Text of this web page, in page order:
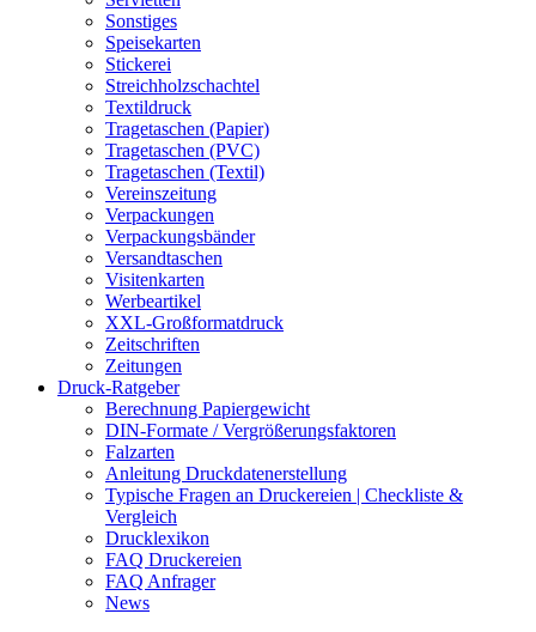
Sonstiges
Speisekarten
Stickerei
Streichholzschachtel
Textildruck
Tragetaschen (Papier)
Tragetaschen (PVC)
Tragetaschen (Textil)
Vereinszeitung
Verpackungen
Verpackungsbänder
Versandtaschen
Visitenkarten
Werbeartikel
XXL-Großformatdruck
Zeitschriften
Zeitungen
Druck-Ratgeber
Berechnung Papiergewicht
DIN-Formate / Vergrößerungsfaktoren
Falzarten
Anleitung Druckdatenerstellung
Typische Fragen an Druckereien | Checkliste &
Vergleich
Drucklexikon
FAQ Druckereien
FAQ Anfrager
News